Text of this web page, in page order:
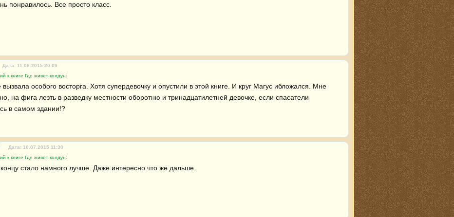
понравилось. Все просто класс.
Дата: 11.08.2015 20:09
к книге Где живет колдун:
вызвала особого восторга. Хотя супердевочку и опустили в этой книге. И круг Магус ибложался. Мне
на фига лезть в разведку местности оборотню и тринадцатилетней девочке, если спасатели
в самом здании!?
Дата: 10.07.2015 11:30
к книге Где живет колдун:
стало намного лучше. Даже интересно что же дальше.